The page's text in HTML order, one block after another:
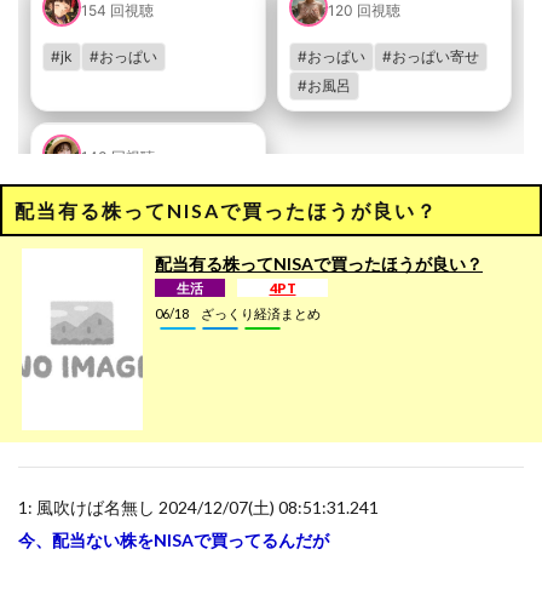
配当有る株ってNISAで買ったほうが良い？
配当有る株ってNISAで買ったほうが良い？
生活
4PT
06/18
ざっくり経済まとめ
1: 風吹けば名無し 2024/12/07(土) 08:51:31.241
今、配当ない株をNISAで買ってるんだが